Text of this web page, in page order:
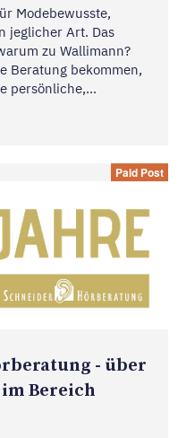
Modebewusste,
jeglicher Art. Das
zu Wallimann?
Beratung bekommen,
persönliche,
ob Premium oder
Paid Post
- über
Bereich